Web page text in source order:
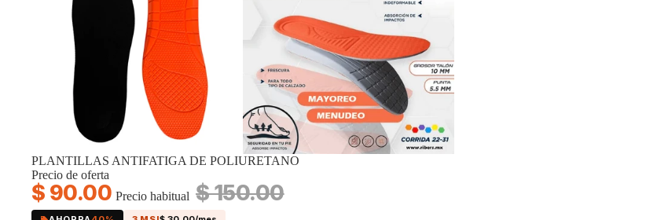
Oferta
PLANTILLAS ANTIFATIGA DE POLIURETANO
Precio de oferta
$ 90.00 Precio habitual $ 150.00